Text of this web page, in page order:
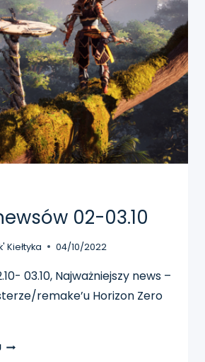
02-03.10
Kiełtyka 04/10/2022
03.10, Najważniejszy news –
remake’u Horizon Zero
PIGUŁKA